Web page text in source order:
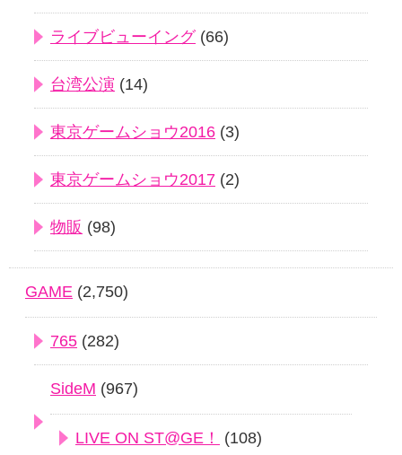
ライブビューイング(66)
台湾公演 (14)
東京ゲームショウ2016 (3)
東京ゲームショウ2017 (2)
物販 (98)
GAME (2,750)
765 (282)
SideM (967)
LIVE ON ST@GE！ (108)